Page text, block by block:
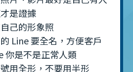
是證據
己的形象照
Line 要全名，方便客戶
你是不是正常人類
用全形，不要用半形